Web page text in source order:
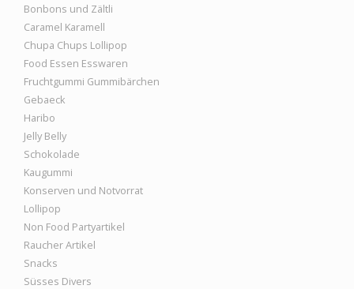
Bonbons und Zältli
Caramel Karamell
Chupa Chups Lollipop
Food Essen Esswaren
Fruchtgummi Gummibärchen
Gebaeck
Haribo
Jelly Belly
Schokolade
Kaugummi
Konserven und Notvorrat
Lollipop
Non Food Partyartikel
Raucher Artikel
Snacks
Süsses Divers